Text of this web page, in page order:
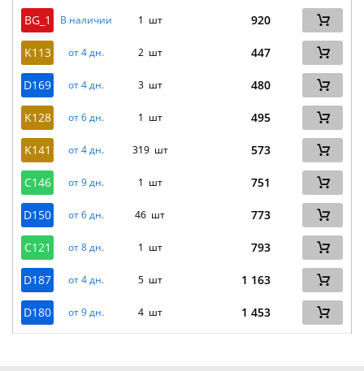
BG_1
В наличии 1 шт 920
K113 от 4 дн. 2 шт 447
D169 от 4 дн. 3 шт 480
K128 от 6 дн. 1 шт 495
K141 от 4 дн. 319 шт 573
C146 от 9 дн. 1 шт 751
D150 от 6 дн. 46 шт 773
C121 от 8 дн. 1 шт 793
D187 от 4 дн. 5 шт 1 163
D180 от 9 дн. 4 шт 1 453